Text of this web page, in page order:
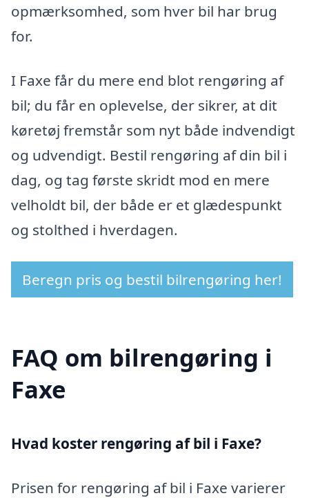
opmærksomhed, som hver bil har brug
for.
I Faxe får du mere end blot rengøring af
bil; du får en oplevelse, der sikrer, at dit
køretøj fremstår som nyt både indvendigt
og udvendigt. Bestil rengøring af din bil i
dag, og tag første skridt mod en mere
velholdt bil, der både er et glædespunkt
og stolthed i hverdagen.
Beregn pris og bestil bilrengøring her!
FAQ om bilrengøring i
Faxe
Hvad koster rengøring af bil i Faxe?
Prisen for rengøring af bil i Faxe varierer